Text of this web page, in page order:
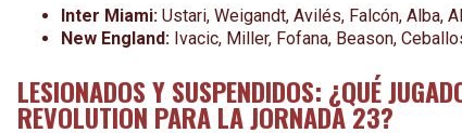
Inter Miami: Ustari, Weigandt, Avilés, Falcón, Alba,
New England: Ivacic, Miller, Fofana, Beason,
LESIONADOS Y SUSPENDIDOS: ¿QUÉ
REVOLUTION PARA LA JORNADA 23?